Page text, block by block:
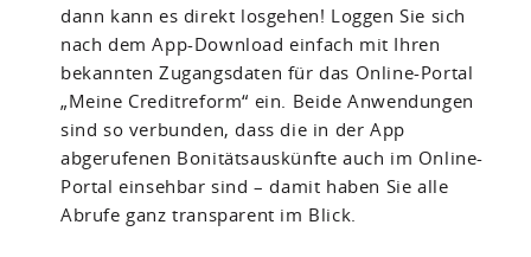
dann kann es direkt losgehen! Loggen Sie sich
nach dem App-Download einfach mit Ihren
bekannten Zugangsdaten für das Online-Portal
„Meine Creditreform“ ein. Beide Anwendungen
sind so verbunden, dass die in der App
abgerufenen Bonitätsauskünfte auch im Online-
Portal einsehbar sind – damit haben Sie alle
Abrufe ganz transparent im Blick.